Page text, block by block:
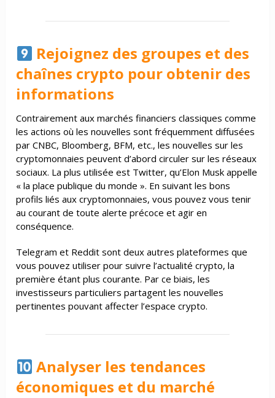
Rejoignez des groupes et des
chaînes crypto pour obtenir des
informations
Contrairement aux marchés financiers classiques comme
les actions où les nouvelles sont fréquemment diffusées
par CNBC, Bloomberg, BFM, etc., les nouvelles sur les
cryptomonnaies peuvent d’abord circuler sur les réseaux
sociaux. La plus utilisée est Twitter, qu’Elon Musk appelle
« la place publique du monde ». En suivant les bons
profils liés aux cryptomonnaies, vous pouvez vous tenir
au courant de toute alerte précoce et agir en
conséquence.
Telegram et Reddit sont deux autres plateformes que
vous pouvez utiliser pour suivre l’actualité crypto, la
première étant plus courante. Par ce biais, les
investisseurs particuliers partagent les nouvelles
pertinentes pouvant affecter l’espace crypto.
Analyser les tendances
économiques et du marché